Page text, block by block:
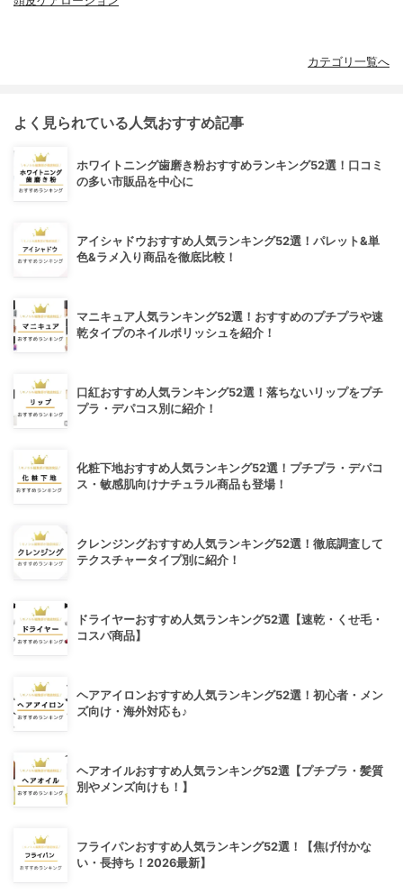
カテゴリ一覧へ
よく見られている人気おすすめ記事
ホワイトニング歯磨き粉おすすめランキング52選！口コミ
の多い市販品を中心に
アイシャドウおすすめ人気ランキング52選！パレット&単
色&ラメ入り商品を徹底比較！
マニキュア人気ランキング52選！おすすめのプチプラや速
乾タイプのネイルポリッシュを紹介！
口紅おすすめ人気ランキング52選！落ちないリップをプチ
プラ・デパコス別に紹介！
化粧下地おすすめ人気ランキング52選！プチプラ・デパコ
ス・敏感肌向けナチュラル商品も登場！
クレンジングおすすめ人気ランキング52選！徹底調査して
テクスチャータイプ別に紹介！
ドライヤーおすすめ人気ランキング52選【速乾・くせ毛・
コスパ商品】
ヘアアイロンおすすめ人気ランキング52選！初心者・メン
ズ向け・海外対応も♪
ヘアオイルおすすめ人気ランキング52選【プチプラ・髪質
別やメンズ向けも！】
フライパンおすすめ人気ランキング52選！【焦げ付かな
い・長持ち！2026最新】